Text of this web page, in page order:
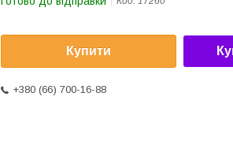
Купити
+380 (66) 700-16-88